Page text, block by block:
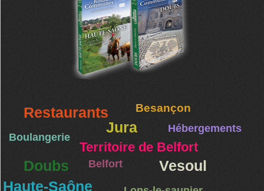
Restaurants Besançon
Jura Hébergements
Boulangerie
Territoire de Belfort
Doubs Belfort
Vesoul
Haute-Saône